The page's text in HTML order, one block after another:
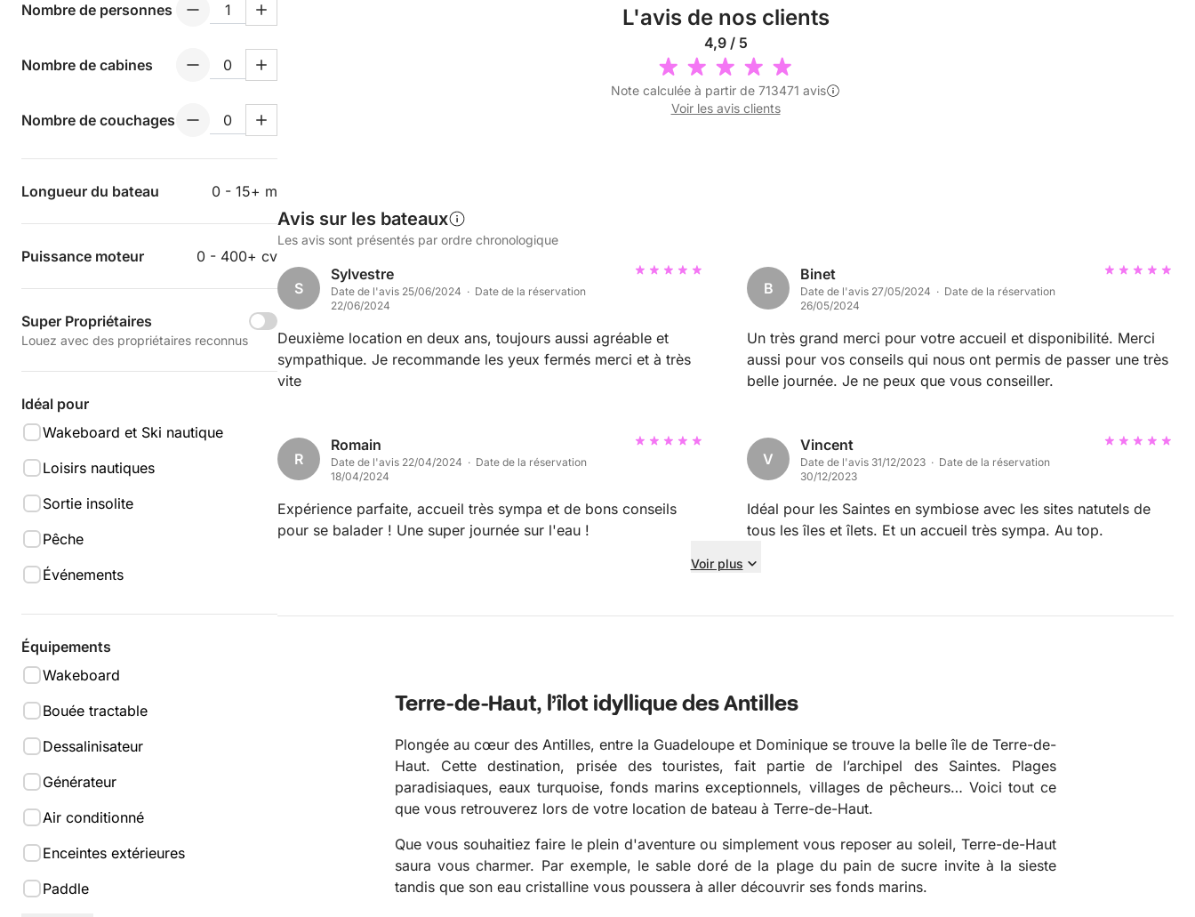
Nombre de personnes
Nombre de cabines
Nombre de couchages
Longueur du bateau 0 - 15+ m
Puissance moteur 0 - 400+ cv
Super Propriétaires
Louez avec des propriétaires reconnus
Idéal pour
Wakeboard et Ski nautique
Loisirs nautiques
Sortie insolite
Pêche
Événements
Équipements
Wakeboard
Bouée tractable
Dessalinisateur
Générateur
Air conditionné
Enceintes extérieures
Paddle
L'avis de nos clients
4,9 / 5
Note calculée à partir de 713471 avis
Voir les avis clients
Avis sur les bateaux
Les avis sont présentés par ordre chronologique
S
Sylvestre
Date de l'avis 25/06/2024 · Date de la réservation
22/06/2024
Deuxième location en deux ans, toujours aussi agréable et
sympathique. Je recommande les yeux fermés merci et à très
vite
B
Binet
Date de l'avis 27/05/2024 · Date de la réservation
26/05/2024
Un très grand merci pour votre accueil et disponibilité. Merci
aussi pour vos conseils qui nous ont permis de passer une très
belle journée. Je ne peux que vous conseiller.
R
Romain
Date de l'avis 22/04/2024 · Date de la réservation
18/04/2024
Expérience parfaite, accueil très sympa et de bons conseils
pour se balader ! Une super journée sur l'eau !
V
Vincent
Date de l'avis 31/12/2023 · Date de la réservation
30/12/2023
Idéal pour les Saintes en symbiose avec les sites natutels de
tous les îles et îlets. Et un accueil très sympa. Au top.
Voir plus
Terre-de-Haut, l’îlot idyllique des Antilles
Plongée au cœur des Antilles, entre la Guadeloupe et Dominique se trouve la belle île de Terre-de-
Haut. Cette destination, prisée des touristes, fait partie de l’archipel des Saintes. Plages
paradisiaques, eaux turquoise, fonds marins exceptionnels, villages de pêcheurs… Voici tout ce
que vous retrouverez lors de votre location de bateau à Terre-de-Haut.
Que vous souhaitiez faire le plein d'aventure ou simplement vous reposer au soleil, Terre-de-Haut
saura vous charmer. Par exemple, le sable doré de la plage du pain de sucre invite à la sieste
tandis que son eau cristalline vous poussera à aller découvrir ses fonds marins.